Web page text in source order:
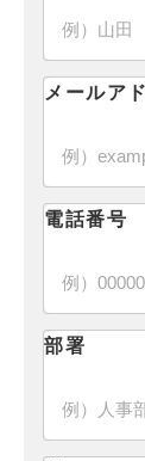
メールア
電話番号
部署